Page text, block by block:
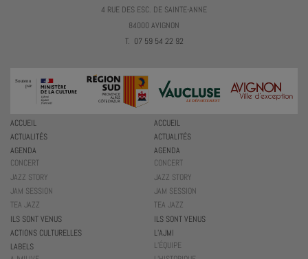
4 RUE DES ESC. DE SAINTE-ANNE
84000 AVIGNON
T. 07 59 54 22 92
ACCUEIL
ACTUALITÉS
AGENDA
CONCERT
JAZZ STORY
JAM SESSION
TEA JAZZ
ILS SONT VENUS
ACCUEIL
ACTUALITÉS
AGENDA
CONCERT
JAZZ STORY
JAM SESSION
TEA JAZZ
ILS SONT VENUS
ACTIONS CULTURELLES
LABELS
L’AJMI
L’ÉQUIPE